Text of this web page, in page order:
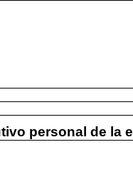
personal de la